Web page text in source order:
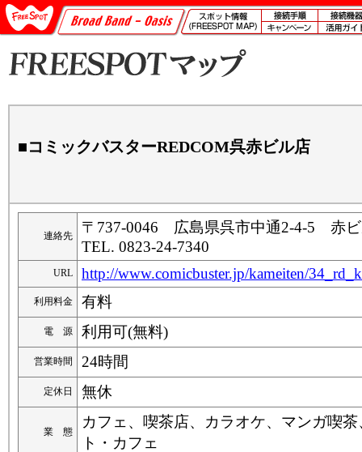
■コミックバスターREDCOM呉赤ビル店
連絡先
〒737-0046 広島県呉市中通2-4-5 赤
TEL. 0823-24-7340
URL http://www.comicbuster.jp/kameiten/
利用料金 有料
電 源 利用可(無料)
営業時間 24時間
定休日 無休
業 態
カフェ、喫茶店、カラオケ、マンガ喫
ト・カフェ